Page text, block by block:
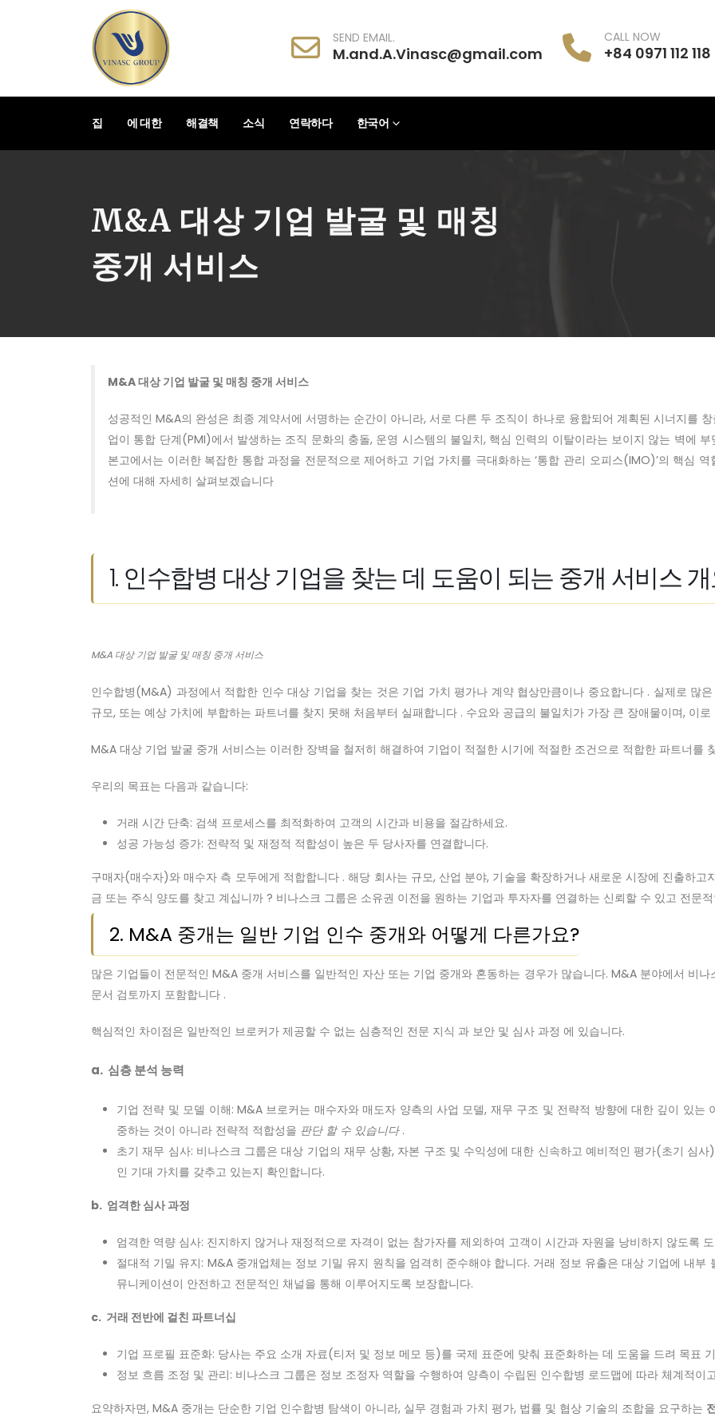
SEND EMAIL.
M.and.A.Vinasc@gmail.com
CALL NOW
+84 0971 112 118
집 에 대한 해결책 소식 연락하다 한국어
M&A 대상 기업 발굴 및 매칭
중개 서비스
M&A 대상 기업 발굴 및 매칭 중개 서비스
성공적인 M&A의 완성은 최종 계약서에 서명하는 순간이 아니라, 서로 다른 두 조직이 하나로 융합되어 계획된 시너지를
업이 통합 단계(PMI)에서 발생하는 조직 문화의 충돌, 운영 시스템의 불일치, 핵심 인력의 이탈이라는 보이지 않는 벽에
본고에서는 이러한 복잡한 통합 과정을 전문적으로 제어하고 기업 가치를 극대화하는 ‘통합 관리 오피스(IMO)’의 핵심
션에 대해 자세히 살펴보겠습니다
1. 인수합병 대상 기업을 찾는 데 도움이 되는 중개 서비스
M&A 대상 기업 발굴 및 매칭 중개 서비스
인수합병(M&A) 과정에서 적합한 인수 대상 기업을 찾는 것은 기업 가치 평가나 계약 협상만큼이나 중요합니다 . 실제로 많
규모, 또는 예상 가치에 부합하는 파트너를 찾지 못해 처음부터 실패합니다 . 수요와 공급의 불일치가 가장 큰 장애물이며, 이
M&A 대상 기업 발굴 중개 서비스는 이러한 장벽을 철저히 해결하여 기업이 적절한 시기에 적절한 조건으로 적합한 파트너를
우리의 목표는 다음과 같습니다:
거래 시간 단축: 검색 프로세스를 최적화하여 고객의 시간과 비용을 절감하세요.
성공 가능성 증가: 전략적 및 재정적 적합성이 높은 두 당사자를 연결합니다.
구매자(매수자)와 매수자 측 모두에게 적합합니다 . 해당 회사는 규모, 산업 분야, 기술을 확장하거나 새로운 시장에 진출하
금 또는 주식 양도를 찾고 계십니까 ? 비나스크 그룹은 소유권 이전을 원하는 기업과 투자자를 연결하는 신뢰할 수 있고 전문
2. M&A 중개는 일반 기업 인수 중개와 어떻게 다른가요?
많은 기업들이 전문적인 M&A 중개 서비스를 일반적인 자산 또는 기업 중개와 혼동하는 경우가 많습니다. M&A 분야에서 비
문서 검토까지 포함합니다 .
핵심적인 차이점은 일반적인 브로커가 제공할 수 없는 심층적인 전문 지식 과 보안 및 심사 과정 에 있습니다.
a. 심층 분석 능력
기업 전략 및 모델 이해: M&A 브로커는 매수자와 매도자 양측의 사업 모델, 재무 구조 및 전략적 방향에 대한 깊이 있는
중하는 것이 아니라 전략적 적합성을 판단 할 수 있습니다 .
초기 재무 심사: 비나스크 그룹은 대상 기업의 재무 상황, 자본 구조 및 수익성에 대한 신속하고 예비적인 평가(초기 심
인 기대 가치를 갖추고 있는지 확인합니다.
b. 엄격한 심사 과정
엄격한 역량 심사: 진지하지 않거나 재정적으로 자격이 없는 참가자를 제외하여 고객이 시간과 자원을 낭비하지 않도록
절대적 기밀 유지: M&A 중개업체는 정보 기밀 유지 원칙을 엄격히 준수해야 합니다. 거래 정보 유출은 대상 기업에 내부
뮤니케이션이 안전하고 전문적인 채널을 통해 이루어지도록 보장합니다.
c. 거래 전반에 걸친 파트너십
기업 프로필 표준화: 당사는 주요 소개 자료(티저 및 정보 메모 등)를 국제 표준에 맞춰 표준화하는 데 도움을 드려 목표
정보 흐름 조정 및 관리: 비나스크 그룹은 정보 조정자 역할을 수행하여 양측이 수립된 인수합병 로드맵에 따라 체계적이
요약하자면, M&A 중개는 단순한 기업 인수합병 탐색이 아니라, 실무 경험과 가치 평가, 법률 및 협상 기술의 조합을 요구하는